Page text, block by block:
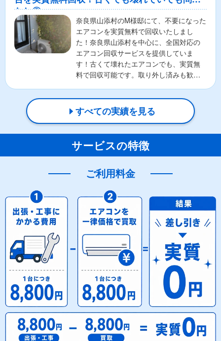
なし◎
奈良県山添村のM様邸にて、不要になった
エアコンを実質無料で回収いたしまし
た！奈良県山添村を中心に、全国対応の
エアコン回収サービスを提供していま
す！古くて壊れたエアコンでも、実質無
料で回収可能です。取り外し済みも歓
すべての実績を見る
サービスの特徴
ご利用料金